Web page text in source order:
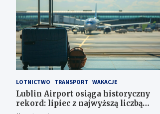
LOTNICTWO TRANSPORT WAKACJE
Lublin Airport osiąga historyczny
rekord: lipiec z najwyższą liczbą